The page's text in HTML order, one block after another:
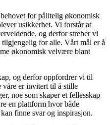
for pålitelig økonomisk
usikkerhet. Vi forstår at
og derfor streber vi
for alle. Vårt mål er å
økonomisk velvære blant
og derfor oppfordrer vi til
våre er invitert til å stille
noe som skaper et fellesskap
en plattform hvor både
finne svar og inspirasjon.